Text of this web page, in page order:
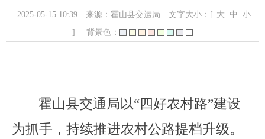
2025-05-15 10:39 来源：霍山县交运局 文字大小：[ 大 中
小
]
背景色：
霍山县交通局以“四好农村路”建设
为抓手，持续推进农村公路提档升级。